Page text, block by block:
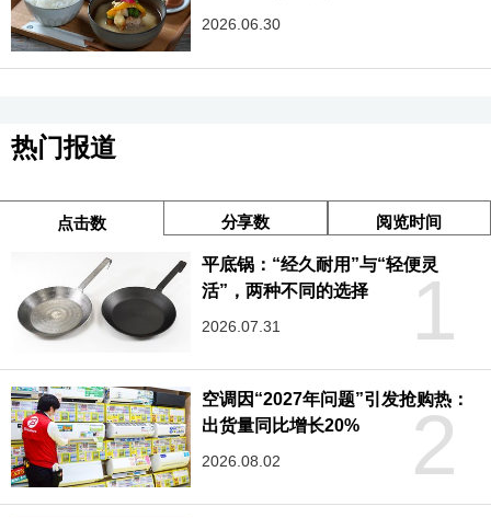
2026.06.30
热门报道
点击数 分享数 阅览时间
1
平底锅：“经久耐用”与“轻便灵
活”，两种不同的选择
2026.07.31
2
空调因“2027年问题”引发抢购热：
出货量同比增长20%
2026.08.02